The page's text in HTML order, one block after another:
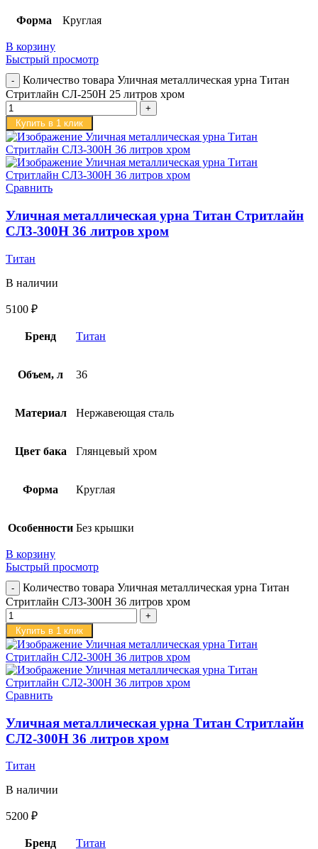
Форма Круглая
В корзину
Быстрый просмотр
Количество товара Уличная металлическая урна Титан
Стритлайн СЛ-250H 25 литров хром
Купить в 1 клик
Сравнить
Уличная металлическая урна Титан Стритлайн
СЛ3-300Н 36 литров хром
Титан
В наличии
5100 ₽
Бренд Титан
Объем, л 36
Материал Нержавеющая сталь
Цвет бака Глянцевый хром
Форма Круглая
Особенности Без крышки
В корзину
Быстрый просмотр
Количество товара Уличная металлическая урна Титан
Стритлайн СЛ3-300Н 36 литров хром
Купить в 1 клик
Сравнить
Уличная металлическая урна Титан Стритлайн
СЛ2-300Н 36 литров хром
Титан
В наличии
5200 ₽
Бренд Титан